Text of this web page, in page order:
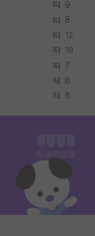
9
8
12
19
7
6
6